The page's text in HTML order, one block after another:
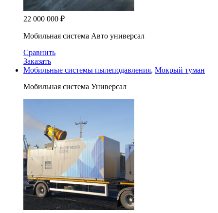
22 000 000 ₽
Мобильная система Авто универсал
Сравнить
Заказать
Мобильные системы пылеподавления, Мокрый туман
Мобильная система Универсал